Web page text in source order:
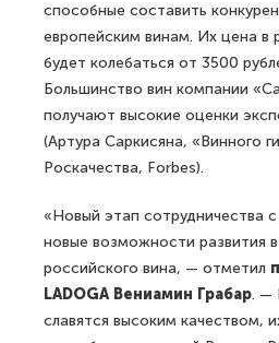
способные составить
европейским винам. Их цена в
будет колебаться от 3500
Большинство вин компании
получают высокие оценки
(Артура Саркисяна, «Винного
Роскачества, Forbes).
«Новый этап сотрудничества
новые возможности развития
российского вина, — отметил
LADOGA Вениамин Грабар. —
славятся высоким качеством,